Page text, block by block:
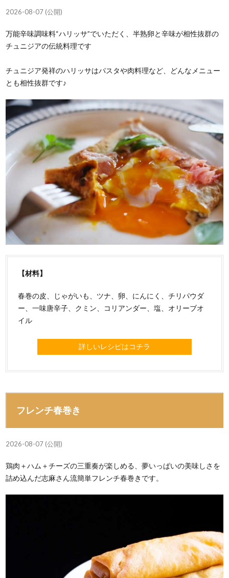
2026-08-07 (公開)
万能辛味調味料“ハリッサ”でいただく、半熟卵と辛味が相性抜群の
チュニジアの伝統料理です
チュニジア発祥のハリッサはパスタや肉料理など、どんなメニュー
とも相性抜群です♪
【材料】
春巻の皮、じゃがいも、ツナ、卵、にんにく、チリパウダ
ー、一味唐辛子、クミン、コリアンダー、塩、オリーブオ
イル
詳しいレシピはコチラ
フレンチ春巻き
2026-08-07 (公開)
鶏肉＋ハム＋チーズの三重奏が楽しめる、夢いっぱいの美味しさを
詰め込んだ志麻さん流簡単フレンチ春巻きです。